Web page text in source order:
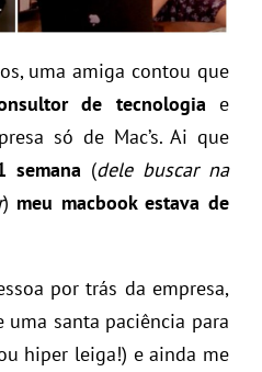
uma amiga contou que
de tecnologia e
só de Mac’s. Ai que
semana (dele buscar na
) meu macbook estava de
por trás da empresa,
santa paciência para
hiper leiga!) e ainda me